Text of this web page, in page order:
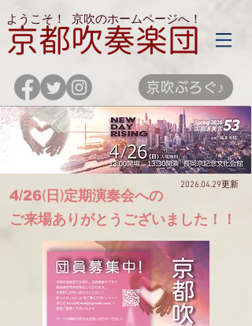
ようこそ！ 京吹のホームページへ！
京都吹奏楽団
京吹ぶろぐ♪
​2026.04.29更新
4/26(日)定期演奏会への
ご来場ありがとうございました！！